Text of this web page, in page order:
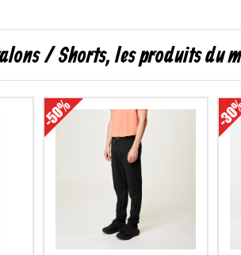
/ Shorts, les produits du